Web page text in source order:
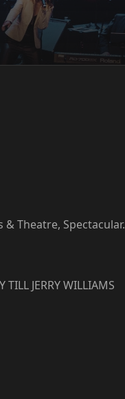
& Theatre, Spectacular.
TILL JERRY WILLIAMS